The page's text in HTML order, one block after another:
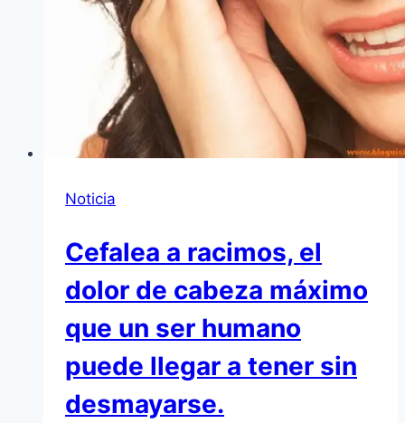
Noticia
Cefalea a racimos, el
dolor de cabeza máximo
que un ser humano
puede llegar a tener sin
desmayarse.